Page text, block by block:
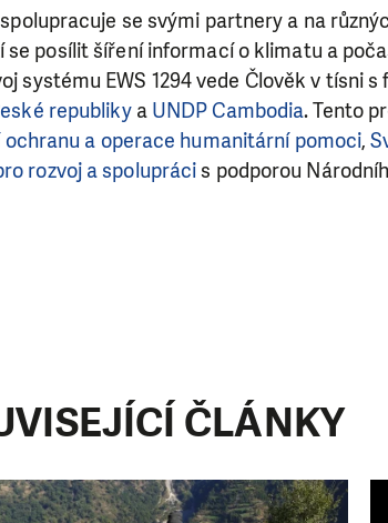
se svými partnery a na
se posílit šíření informací o klimatu a
systému EWS 1294 vede Člověk v tísni
republikya UNDP Cambodia. Tento
ochranu a operace humanitární pomoci,
rozvoj a spoluprácis podporou
ČLÁNKY
neobejdeme se bez Vaší
nebo se stanete pravidelným dárcem
pomoci vždy tam, kde je to nejvíce
DAROVAT PRAVIDELNĚ